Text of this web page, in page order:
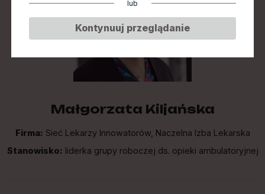
Małgorzata Kiljańska
Firma: Sieć Lekarzy Innowatorów, Naczelna Izba Lekarska
Stanowisko: liderka grupy roboczej ds. opieki ambulatoryjnej
lub
Kontynuuj przeglądanie